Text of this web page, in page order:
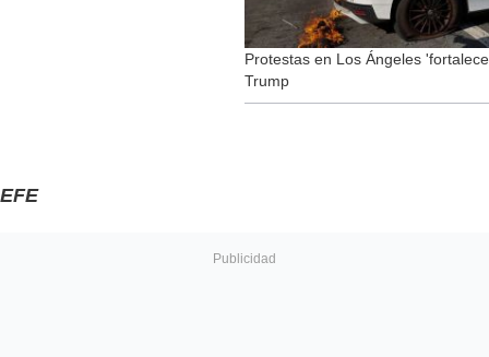
Protestas en Los Ángeles
Trump
EFE